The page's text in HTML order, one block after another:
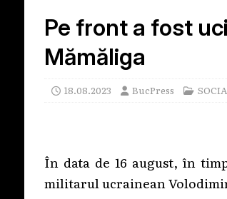
Pe front a fost
Mămăliga
18.08.2023 BucPress
În data de 16 august, în
militarul ucrainean